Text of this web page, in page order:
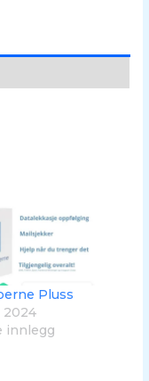
Pluss
2024
innlegg